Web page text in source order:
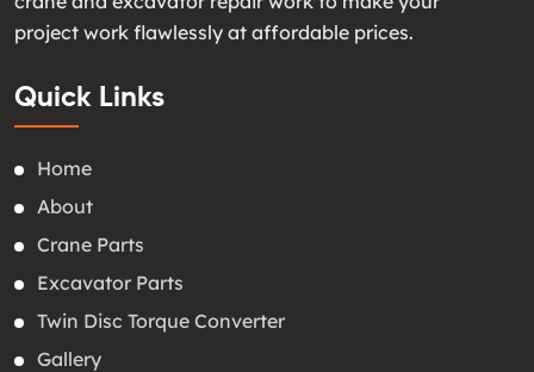
project work flawlessly at affordable prices.
Quick Links
Home
About
Crane Parts
Excavator Parts
Twin Disc Torque Converter
Gallery